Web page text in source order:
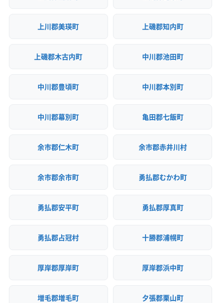
上川郡美瑛町 上磯郡知内町
上磯郡木古内町 中川郡池田町
中川郡豊頃町 中川郡本別町
中川郡幕別町 亀田郡七飯町
余市郡仁木町 余市郡赤井川村
余市郡余市町 勇払郡むかわ町
勇払郡安平町 勇払郡厚真町
勇払郡占冠村 十勝郡浦幌町
厚岸郡厚岸町 厚岸郡浜中町
増毛郡増毛町 夕張郡栗山町